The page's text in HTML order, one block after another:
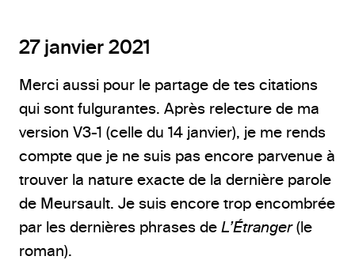
27 janvier 2021
Merci aussi pour le partage de tes citations
qui sont fulgurantes. Après relecture de ma
version V3-1 (celle du 14 janvier), je me rends
compte que je ne suis pas encore parvenue à
trouver la nature exacte de la dernière parole
de Meursault. Je suis encore trop encombrée
par les dernières phrases de L’Étranger(le
roman).